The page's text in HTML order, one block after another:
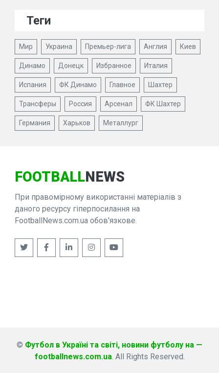
Теги
Мир Украина Премьер-лига Англия Киев
Динамо Донецк Избранное Италия
Испания ФК Динамо Главное Шахтер
Трансферы Россия Арсенал ФК Шахтер
Германия Харьков Металлург
FOOTBALLNEWS
При правомірному використанні матеріалів з
даного ресурсу гіперпосилання на
FootballNews.com.ua обов'язкове.
© Футбол в Україні та світі, новини футболу на —
footballnews.com.ua. All Rights Reserved.